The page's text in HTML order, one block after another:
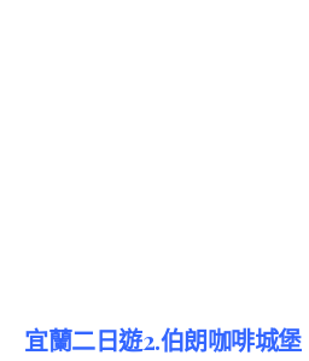
宜蘭二日遊2.伯朗咖啡城堡